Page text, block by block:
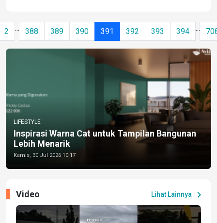
2 ... 388 389 390 391 392 393 394 ...
LIFESTYLE
Inspirasi Warna Cat untuk Tampilan Bangunan
Lebih Menarik
Kamis, 30 Jul 2026 10:17
Lihat Lainnya chevron_right
Video